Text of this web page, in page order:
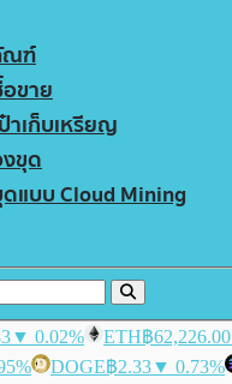
ณฑ์
ขาย
าเก็บเหรียญ
งขุด
ดแบบ Cloud Mining
▼ 0.02% ETH฿62,226.00
DOGE฿2.33▼ 0.73%